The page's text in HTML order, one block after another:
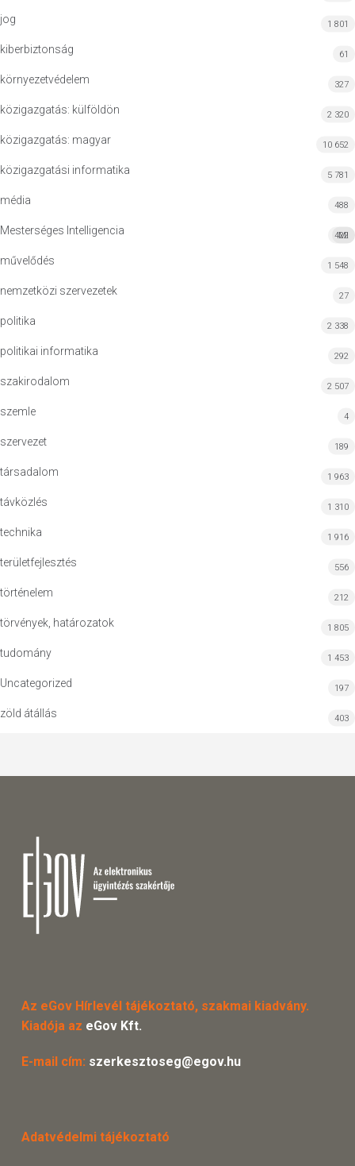
jog 1 801
kiberbiztonság 61
környezetvédelem 327
közigazgatás: külföldön 2 320
közigazgatás: magyar 10 652
közigazgatási informatika 5 781
média 488
Mesterséges Intelligencia MI
422
művelődés 1 548
nemzetközi szervezetek 27
politika 2 338
politikai informatika 292
szakirodalom 2 507
szemle 4
szervezet 189
társadalom 1 963
távközlés 1 310
technika 1 916
területfejlesztés 556
történelem 212
törvények, határozatok 1 805
tudomány 1 453
Uncategorized 197
zöld átállás 403
Az eGov Hírlevél tájékoztató, szakmai kiadvány.
Kiadója az eGov Kft.
E-mail cím: szerkesztoseg@egov.hu
Adatvédelmi tájékoztató